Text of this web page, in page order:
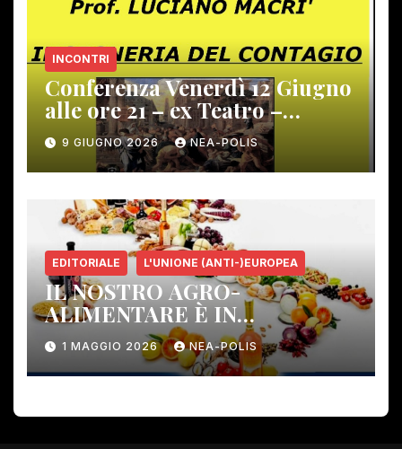
INCONTRI
Conferenza Venerdì 12 Giugno
alle ore 21 – ex Teatro –
Gambassi Terme –
9 GIUGNO 2026 NEA-POLIS
EDITORIALE L'UNIONE (ANTI-)EUROPEA
IL NOSTRO AGRO-
ALIMENTARE È IN
PERICOLO!
1 MAGGIO 2026 NEA-POLIS